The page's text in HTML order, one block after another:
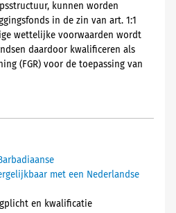
kunnen worden
in de zin van art. 1:1
wettelijke voorwaarden wordt
daardoor kwalificeren als
(FGR) voor de toepassing van
met een Nederlandse
en kwalificatie